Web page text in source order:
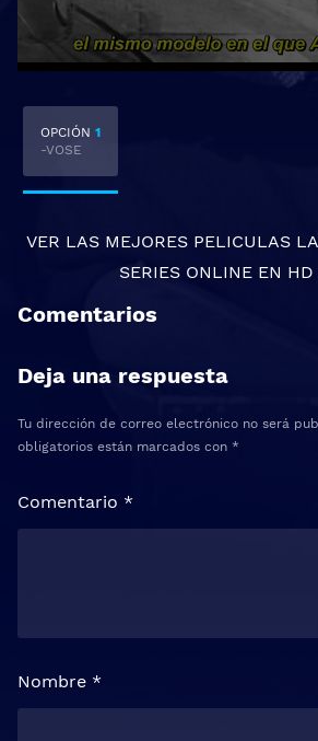
OPCIÓN 1
-VOSE
VER LAS MEJORES PELICULAS
SERIES ONLINE EN
Comentarios
Deja una respuesta
Tu dirección de correo electrónico no será
obligatorios están marcados con *
Comentario *
Nombre *